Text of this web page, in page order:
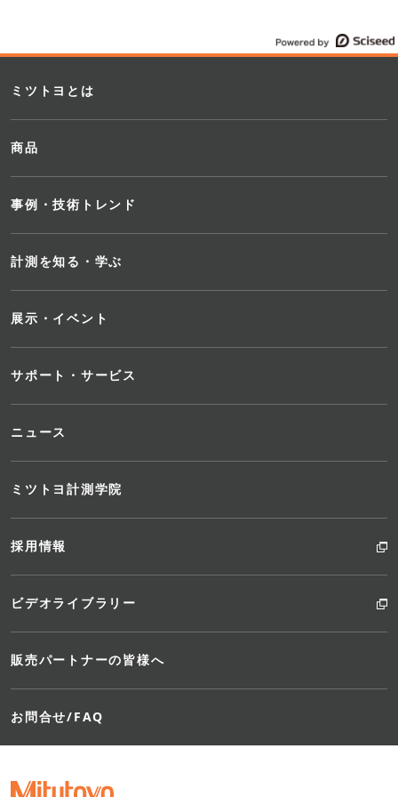
ミツトヨとは
商品
事例・技術トレンド
計測を知る・学ぶ
展示・イベント
サポート・サービス
ニュース
ミツトヨ計測学院
採用情報
ビデオライブラリー
販売パートナーの皆様へ
お問合せ/FAQ